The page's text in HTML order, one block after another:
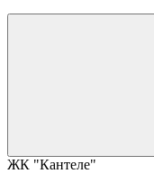
ЖК "Кантеле"